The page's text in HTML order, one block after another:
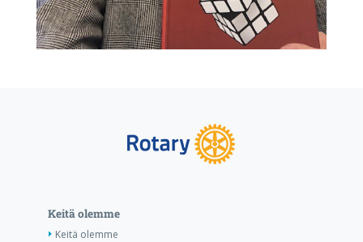
Keitä olemme
Keitä olemme